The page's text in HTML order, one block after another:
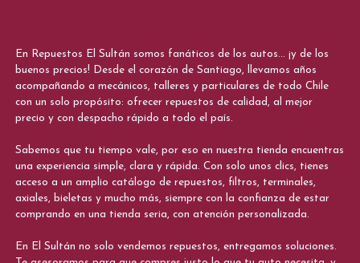
En Repuestos El Sultán somos fanáticos de los autos... ¡y de los
buenos precios! Desde el corazón de Santiago, llevamos años
acompañando a mecánicos, talleres y particulares de todo Chile
con un solo propósito: ofrecer repuestos de calidad, al mejor
precio y con despacho rápido a todo el país.
Sabemos que tu tiempo vale, por eso en nuestra tienda encuentras
una experiencia simple, clara y rápida. Con solo unos clics, tienes
acceso a un amplio catálogo de repuestos, filtros, terminales,
axiales, bieletas y mucho más, siempre con la confianza de estar
comprando en una tienda seria, con atención personalizada.
En El Sultán no solo vendemos repuestos, entregamos soluciones.